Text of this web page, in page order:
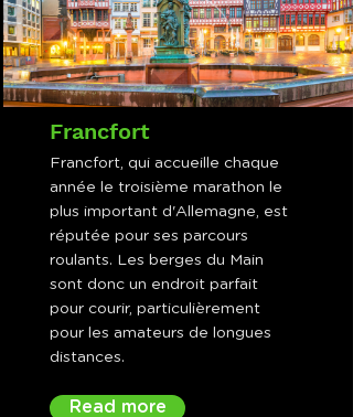
Francfort
Francfort, qui accueille chaque
année le troisième marathon le
plus important d'Allemagne, est
réputée pour ses parcours
roulants. Les berges du Main
sont donc un endroit parfait
pour courir, particulièrement
pour les amateurs de longues
distances.
Read more